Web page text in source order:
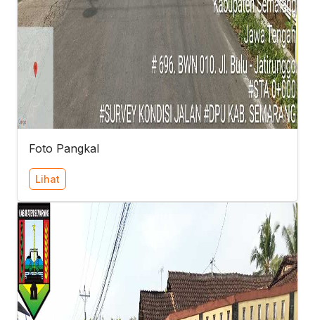
Foto Pangkal
Lihat